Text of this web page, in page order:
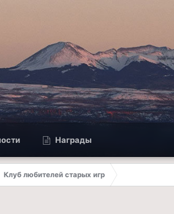
Награды
Клуб любителей старых игр